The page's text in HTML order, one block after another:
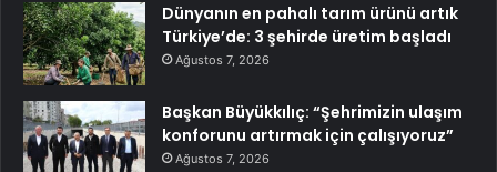
Dünyanın en pahalı tarım ürünü artık
Türkiye’de: 3 şehirde üretim başladı
Ağustos 7, 2026
Başkan Büyükkılıç: “Şehrimizin ulaşım
konforunu artırmak için çalışıyoruz”
Ağustos 7, 2026